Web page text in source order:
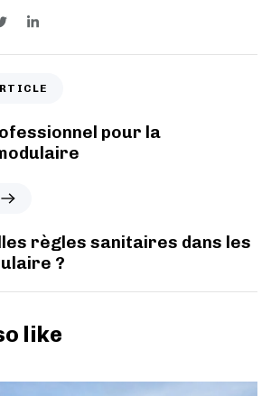
pour la
règles sanitaires dans les
?
like